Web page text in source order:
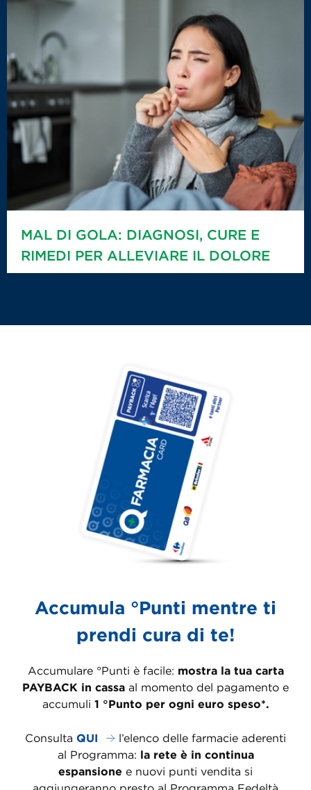
MAL DI GOLA: DIAGNOSI, CURE E
RIMEDI PER ALLEVIARE IL DOLORE
Accumula °Punti mentre ti
prendi cura di te!
Accumulare °Punti è facile: mostra la tua carta
PAYBACK in cassa al momento del pagamento e
accumuli 1 °Punto per ogni euro speso*.
Consulta QUI
l’elenco delle farmacie aderenti
al Programma: la rete è in continua
espansione e nuovi punti vendita si